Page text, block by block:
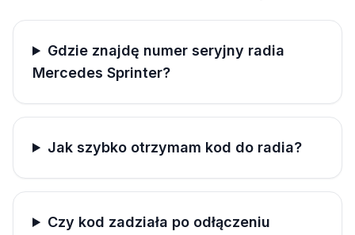
Gdzie znajdę numer seryjny radia
Mercedes Sprinter?
Jak szybko otrzymam kod do radia?
Czy kod zadziała po odłączeniu